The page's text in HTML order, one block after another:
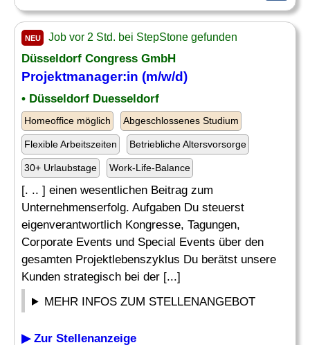
NEU Job vor 2 Std. bei StepStone gefunden
Düsseldorf Congress GmbH
Projektmanager:in (m/w/d)
• Düsseldorf Duesseldorf
Homeoffice möglich Abgeschlossenes Studium
Flexible Arbeitszeiten Betriebliche Altersvorsorge
30+ Urlaubstage Work-Life-Balance
[. .. ] einen wesentlichen Beitrag zum
Unternehmenserfolg. Aufgaben Du steuerst
eigenverantwortlich Kongresse, Tagungen,
Corporate Events und Special Events über den
gesamten Projektlebenszyklus Du berätst unsere
Kunden strategisch bei der [...]
MEHR INFOS ZUM STELLENANGEBOT
▶ Zur Stellenanzeige